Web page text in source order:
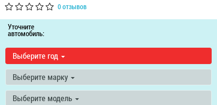
0 отзывов
Уточните
автомобиль:
Выберите год
Выберите марку
Выберите модель